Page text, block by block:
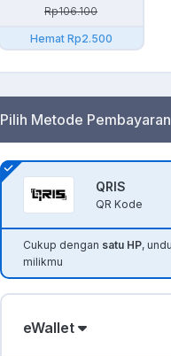
Rp106.100
Hemat Rp2.500
Pilih Metode Pembayaran
QRIS
QR Kode
Cukup dengan satu HP,
milikmu
eWallet